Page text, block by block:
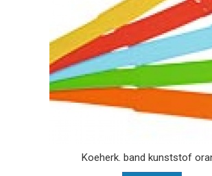
Koeherk. band kunststof